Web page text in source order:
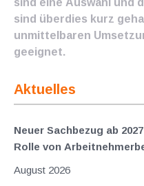
sind überdies kurz
unmittelbaren
geeignet.
Aktuelles
Neuer Sachbezug ab
Rolle von
August 2026